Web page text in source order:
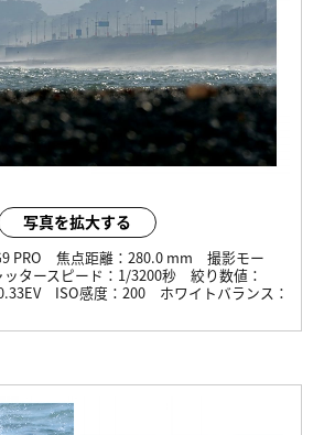
写真を拡大する
PRO 焦点距離： 280.0 mm
撮影モー
ッタースピード： 1/3200秒
絞り数値：
ISO感度： 200
ホワイトバランス：